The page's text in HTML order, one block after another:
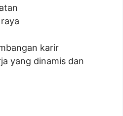
karir
yang dinamis dan